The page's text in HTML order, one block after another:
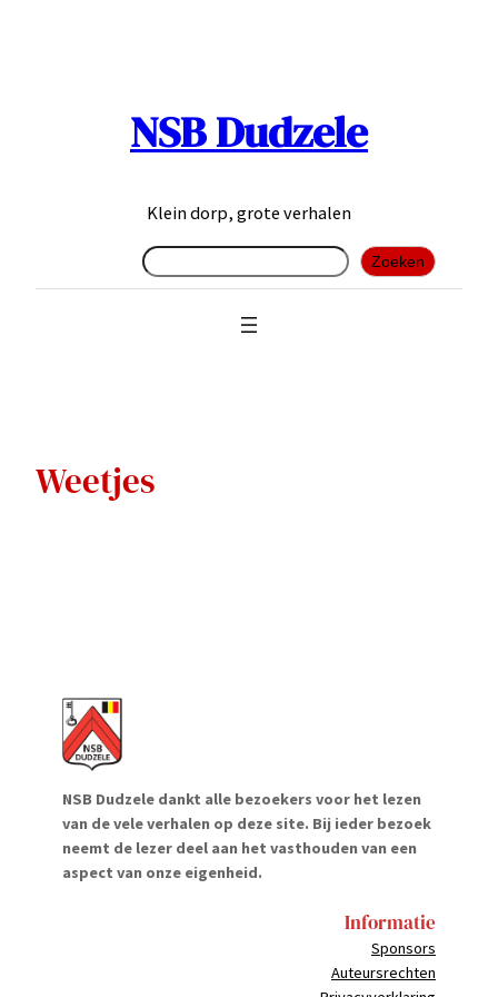
NSB Dudzele
Klein dorp, grote verhalen
Zoeken
Weetjes
NSB Dudzele dankt alle bezoekers voor het lezen
van de vele verhalen op deze site. Bij ieder bezoek
neemt de lezer deel aan het vasthouden van een
aspect van onze eigenheid.
Informatie
Sponsors
Auteursrechten